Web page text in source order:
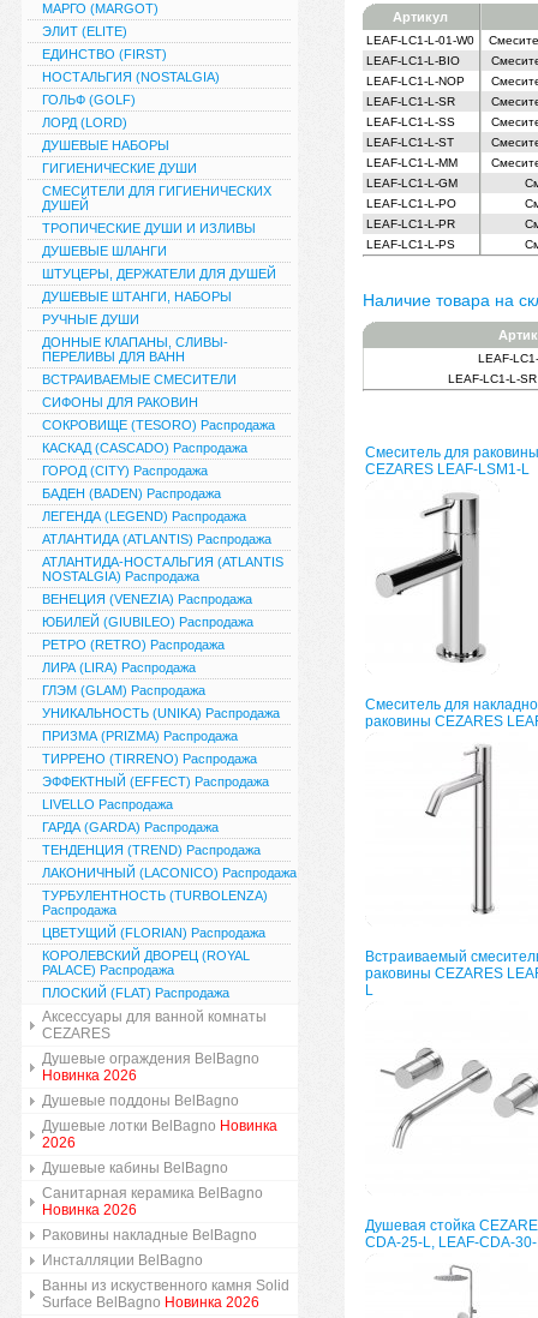
МАРГО (MARGOT)
ЭЛИТ (ELITE)
ЕДИНСТВО (FIRST)
НОСТАЛЬГИЯ (NOSTALGIA)
ГОЛЬФ (GOLF)
ЛОРД (LORD)
ДУШЕВЫЕ НАБОРЫ
ГИГИЕНИЧЕСКИЕ ДУШИ
СМЕСИТЕЛИ ДЛЯ ГИГИЕНИЧЕСКИХ
ДУШЕЙ
ТРОПИЧЕСКИЕ ДУШИ И ИЗЛИВЫ
ДУШЕВЫЕ ШЛАНГИ
ШТУЦЕРЫ, ДЕРЖАТЕЛИ ДЛЯ ДУШЕЙ
ДУШЕВЫЕ ШТАНГИ, НАБОРЫ
РУЧНЫЕ ДУШИ
ДОННЫЕ КЛАПАНЫ, СЛИВЫ-
ПЕРЕЛИВЫ ДЛЯ ВАНН
ВСТРАИВАЕМЫЕ СМЕСИТЕЛИ
СИФОНЫ ДЛЯ РАКОВИН
СОКРОВИЩЕ (TESORO) Распродажа
КАСКАД (CASCADO) Распродажа
ГОРОД (CITY) Распродажа
БАДЕН (BADEN) Распродажа
ЛЕГЕНДА (LEGEND) Распродажа
АТЛАНТИДА (ATLANTIS) Распродажа
АТЛАНТИДА-НОСТАЛЬГИЯ (ATLANTIS
NOSTALGIA) Распродажа
ВЕНЕЦИЯ (VENEZIA) Распродажа
ЮБИЛЕЙ (GIUBILEO) Распродажа
РЕТРО (RETRO) Распродажа
ЛИРА (LIRA) Распродажа
ГЛЭМ (GLAM) Распродажа
УНИКАЛЬНОСТЬ (UNIKA) Распродажа
ПРИЗМА (PRIZMA) Распродажа
ТИРРЕНО (TIRRENO) Распродажа
ЭФФЕКТНЫЙ (EFFECT) Распродажа
LIVELLO Распродажа
ГАРДА (GARDA) Распродажа
ТЕНДЕНЦИЯ (TREND) Распродажа
ЛАКОНИЧНЫЙ (LACONICO) Распродажа
ТУРБУЛЕНТНОСТЬ (TURBOLENZA)
Распродажа
ЦВЕТУЩИЙ (FLORIAN) Распродажа
КОРОЛЕВСКИЙ ДВОРЕЦ (ROYAL
PALACE) Распродажа
ПЛОСКИЙ (FLAT) Распродажа
Аксессуары для ванной комнаты
CEZARES
Душевые ограждения BelBagno
Новинка 2026
Душевые поддоны BelBagno
Душевые лотки BelBagno Новинка
2026
Душевые кабины BelBagno
Санитарная керамика BelBagno
Новинка 2026
Раковины накладные BelBagno
Инсталляции BelBagno
Ванны из искуственного камня Solid
Surface BelBagno Новинка 2026
Артикул
LEAF-LC1-L-01-W0
LEAF-LC1-L-BIO
LEAF-LC1-L-NOP
LEAF-LC1-L-SR
LEAF-LC1-L-SS
LEAF-LC1-L-ST
LEAF-LC1-L-MM
LEAF-LC1-L-GM
LEAF-LC1-L-PO
LEAF-LC1-L-PR
LEAF-LC1-L-PS
Наличие товара на
LEAF-
LEAF-LC1-L-
Смеситель для раковины
CEZARES LEAF-LSM1-L
Смеситель для
раковины CEZARES
Встраиваемый
раковины CEZARES
L
Душевая стойка
CDA-25-L, LEAF-CDA-